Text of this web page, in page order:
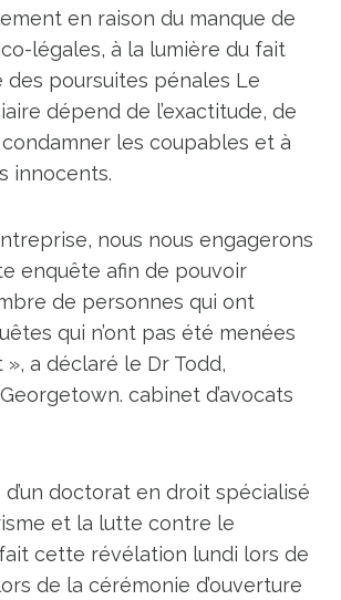
en raison du manque de
légales, à la lumière du fait
des poursuites pénales Le
dépend de l’exactitude, de
les coupables et à
innocents.
nous nous engagerons
enquête afin de pouvoir
de personnes qui ont
qui n’ont pas été menées
a déclaré le Dr Todd,
cabinet d’avocats
doctorat en droit spécialisé
et la lutte contre le
cette révélation lundi lors de
de la cérémonie d’ouverture